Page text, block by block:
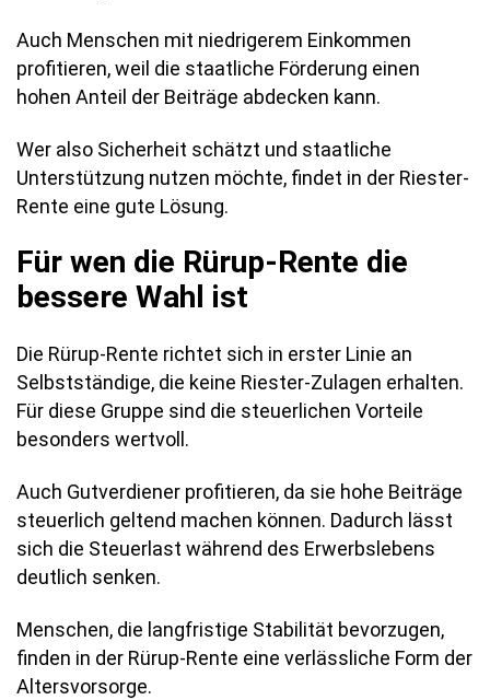
Auch Menschen mit niedrigerem Einkommen
profitieren, weil die staatliche Förderung einen
hohen Anteil der Beiträge abdecken kann.
Wer also Sicherheit schätzt und staatliche
Unterstützung nutzen möchte, findet in der Riester-
Rente eine gute Lösung.
Für wen die Rürup-Rente die
bessere Wahl ist
Die Rürup-Rente richtet sich in erster Linie an
Selbstständige, die keine Riester-Zulagen erhalten.
Für diese Gruppe sind die steuerlichen Vorteile
besonders wertvoll.
Auch Gutverdiener profitieren, da sie hohe Beiträge
steuerlich geltend machen können. Dadurch lässt
sich die Steuerlast während des Erwerbslebens
deutlich senken.
Menschen, die langfristige Stabilität bevorzugen,
finden in der Rürup-Rente eine verlässliche Form der
Altersvorsorge.